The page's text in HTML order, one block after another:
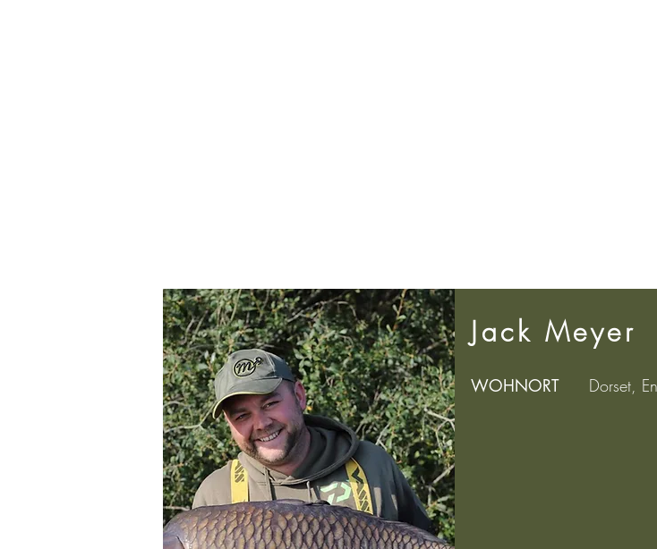
Jack Meyer
WOHNORT Dorset,